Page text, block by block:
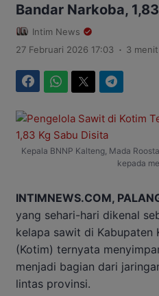
Bandar Narkoba,
Intim News
27 Februari 2026 17:03 . 3
Kepala BNNP Kalteng, Mada
kepada
INTIMNEWS.COM,
yang sehari-hari dikenal
kelapa sawit di Kabupaten
(Kotim) ternyata
menjadi bagian dari
lintas provinsi.